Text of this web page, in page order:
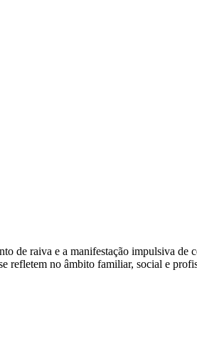
de raiva e a manifestação impulsiva de
refletem no âmbito familiar, social e